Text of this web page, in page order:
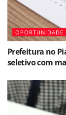
OPORTUNIDADE
Prefeitura no
seletivo com